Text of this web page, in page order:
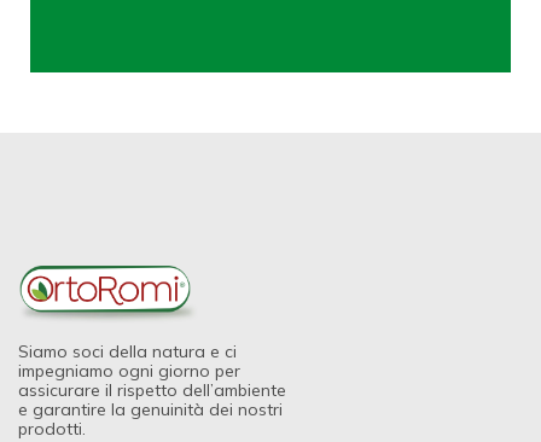
Siamo soci della natura e ci
impegniamo ogni giorno per
assicurare il rispetto dell’ambiente
e garantire la genuinità dei nostri
prodotti.